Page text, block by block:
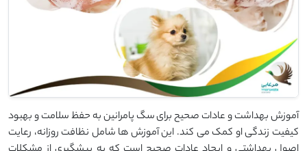
آموزش بهداشت و عادات صحیح برای سگ پامرانین به حفظ سلامت و بهبود
کیفیت زندگی او کمک می ‌کند. این آموزش ‌ها شامل نظافت روزانه، رعایت